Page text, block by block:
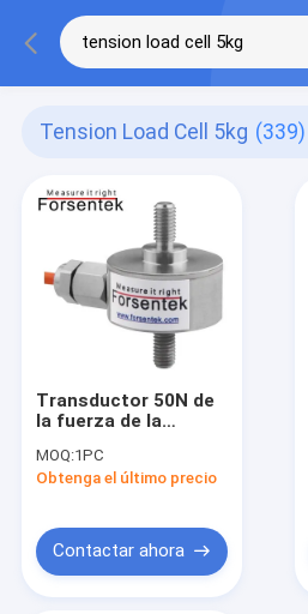
Tension Load Cell 5kg (339)
Transductor 50N de
la fuerza de la
50N de la fuerza de la
tensión de la célula
tensión 5kg
MOQ:1PC
Obtenga el último precio
Contactar ahora